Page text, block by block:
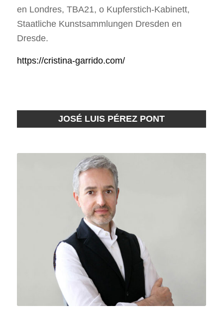
en Londres, TBA21, o Kupferstich-Kabinett,
Staatliche Kunstsammlungen Dresden en
Dresde.
https://cristina-garrido.com/
JOSÉ LUIS PÉREZ PONT